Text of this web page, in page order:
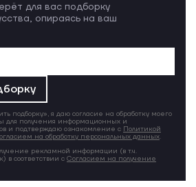
для вас подборку
опираясь на ваш
подборку», я даю согласие на обработку моего
для получения информационных и
и подтверждаю ознакомление с Политикой
на обработку персональных данных.
рекламной информации (в т.ч.
в соответствии с Согласием на получение